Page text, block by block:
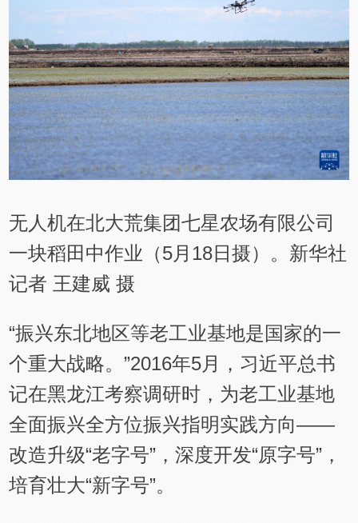
无人机在北大荒集团七星农场有限公司
一块稻田中作业（5月18日摄）。新华社
记者 王建威 摄
“振兴东北地区等老工业基地是国家的一
个重大战略。”2016年5月，习近平总书
记在黑龙江考察调研时，为老工业基地
全面振兴全方位振兴指明实践方向——
改造升级“老字号”，深度开发“原字号”，
培育壮大“新字号”。